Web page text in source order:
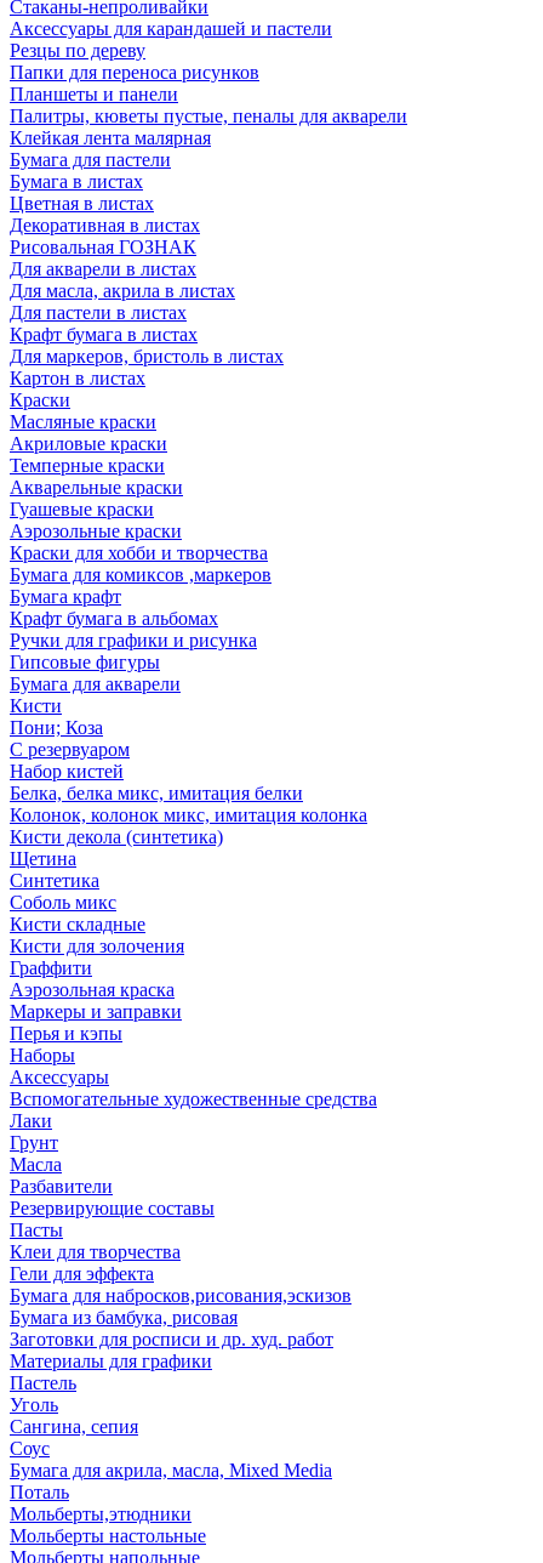
Стаканы-непроливайки
Аксессуары для карандашей и пастели
Резцы по дереву
Папки для переноса рисунков
Планшеты и панели
Палитры, кюветы пустые, пеналы для акварели
Клейкая лента малярная
Бумага для пастели
Бумага в листах
Цветная в листах
Декоративная в листах
Рисовальная ГОЗНАК
Для акварели в листах
Для масла, акрила в листах
Для пастели в листах
Крафт бумага в листах
Для маркеров, бристоль в листах
Картон в листах
Краски
Масляные краски
Акриловые краски
Темперные краски
Акварельные краски
Гуашевые краски
Аэрозольные краски
Краски для хобби и творчества
Бумага для комиксов ,маркеров
Бумага крафт
Крафт бумага в альбомах
Ручки для графики и рисунка
Гипсовые фигуры
Бумага для акварели
Кисти
Пони; Коза
С резервуаром
Набор кистей
Белка, белка микс, имитация белки
Колонок, колонок микс, имитация колонка
Кисти декола (синтетика)
Щетина
Синтетика
Соболь микс
Кисти складные
Кисти для золочения
Граффити
Аэрозольная краска
Маркеры и заправки
Перья и кэпы
Наборы
Аксессуары
Вспомогательные художественные средства
Лаки
Грунт
Масла
Разбавители
Резервирующие составы
Пасты
Клеи для творчества
Гели для эффекта
Бумага для набросков,рисования,эскизов
Бумага из бамбука, рисовая
Заготовки для росписи и др. худ. работ
Материалы для графики
Пастель
Уголь
Сангина, сепия
Соус
Бумага для акрила, масла, Mixed Media
Поталь
Мольберты,этюдники
Мольберты настольные
Мольберты напольные